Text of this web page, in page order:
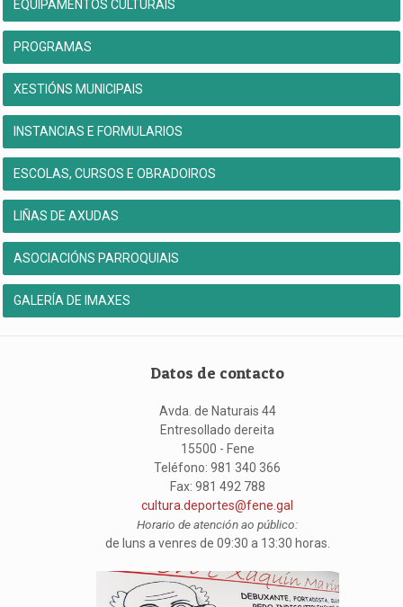
EQUIPAMENTOS CULTURAIS
PROGRAMAS
XESTIÓNS MUNICIPAIS
INSTANCIAS E FORMULARIOS
ESCOLAS, CURSOS E OBRADOIROS
LIÑAS DE AXUDAS
ASOCIACIÓNS PARROQUIAIS
GALERÍA DE IMAXES
Datos de contacto
Avda. de Naturais 44
Entresollado dereita
15500 - Fene
Teléfono: 981 340 366
Fax: 981 492 788
cultura.deportes@fene.gal
Horario de atención ao público:
de luns a venres de 09:30 a 13:30 horas.